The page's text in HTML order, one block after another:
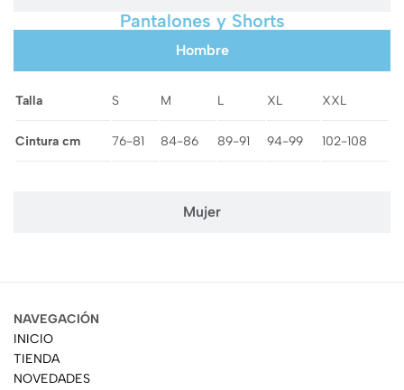
Pantalones y Shorts
Hombre
Mujer
Talla S M L XL XXL
Cintura cm 76-81 84-86 89-91 94-99 102-108
NAVEGACIÓN
INICIO
TIENDA
NOVEDADES